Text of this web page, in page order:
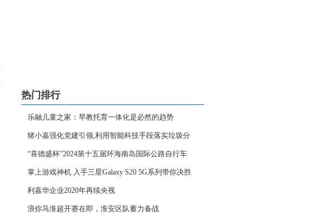
热门排行
乐融儿童之家：早教托育一体化是必然的趋势
猪小嘉强化党建引领,利用智能科技手段落实垃圾分
“喜德盛杯”2024第十五届环海南岛国际公路自行车
掌上游戏神机 入手三星Galaxy S20 5G系列带你决胜
利嘉华企业2020年再续央视
浪你马淮超开赛在即，淮安区队蓄力备战